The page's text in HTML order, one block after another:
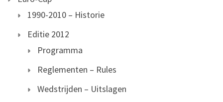
1990-2010 – Historie
Editie 2012
Programma
Reglementen – Rules
Wedstrijden – Uitslagen